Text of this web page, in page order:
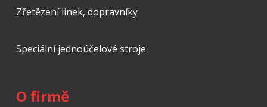
Zřetězení linek, dopravníky
Speciální jednoúčelové stroje
O firmě